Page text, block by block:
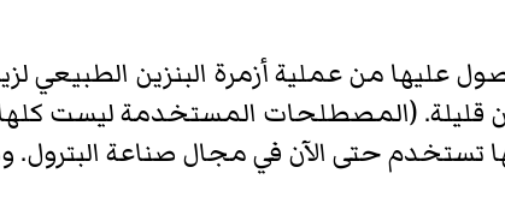
عليها من عملية أزمرة البنزين الطبيعي
قليلة. (المصطلحات المستخدمة ليست
تستخدم حتى الآن في مجال صناعة البترول.